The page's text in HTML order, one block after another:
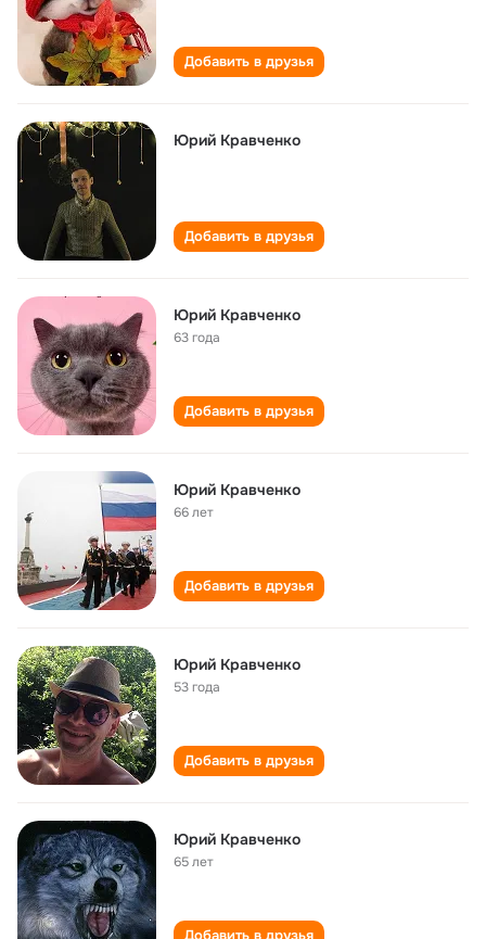
Добавить в друзья
Юрий Кравченко
Добавить в друзья
Юрий Кравченко
63 года
Добавить в друзья
Юрий Кравченко
66 лет
Добавить в друзья
Юрий Кравченко
53 года
Добавить в друзья
Юрий Кравченко
65 лет
Добавить в друзья